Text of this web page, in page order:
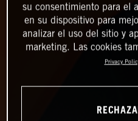
su consentimiento para el
en su dispositivo para
analizar el uso del sitio y
marketing. Las cookies
Privacy